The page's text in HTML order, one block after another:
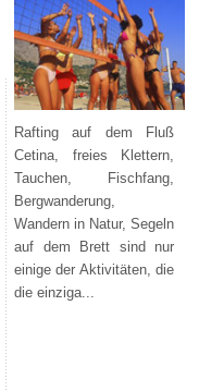
Rafting auf dem Fluß
Cetina, freies Klettern,
Tauchen, Fischfang,
Bergwanderung,
Wandern in Natur, Segeln
auf dem Brett sind nur
einige der Aktivitäten, die
die einziga...